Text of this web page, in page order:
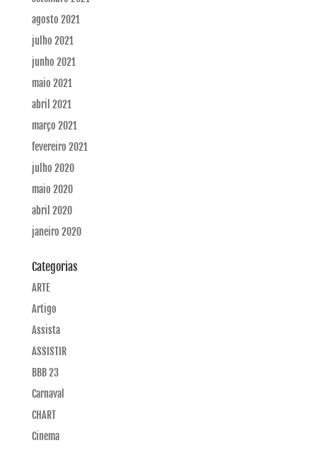
agosto 2021
julho 2021
junho 2021
maio 2021
abril 2021
março 2021
fevereiro 2021
julho 2020
maio 2020
abril 2020
janeiro 2020
Categorias
ARTE
Artigo
Assista
ASSISTIR
BBB 23
Carnaval
CHART
Cinema